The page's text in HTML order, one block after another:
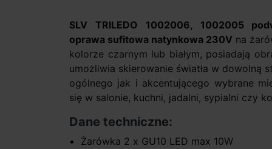
SLV TRILEDO 1002006, 1002005
oprawa sufitowa natynkowa 230V na
kolorze czarnym lub białym, posiadają
umożliwia skierowanie światła w dowolną
ogólnego jak i akcentującego wybrane
się w salonie, kuchni, jadalni, sypialni czy
Dane techniczne:
Żarówka 2 x GU10 LED max 10W